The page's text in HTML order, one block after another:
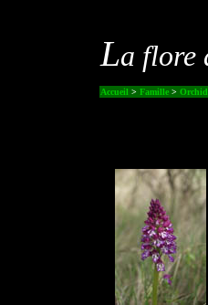
La flore
Accueil > Famille>